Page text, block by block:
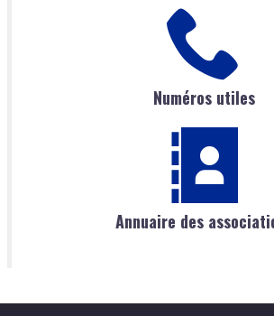
Numéros utiles
Annuaire des